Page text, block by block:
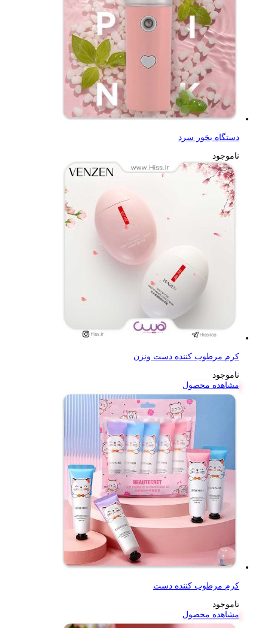
دستگاه بخور سرد
ناموجود
کرم مرطوب کننده دست ونزن
ناموجود
مشاهده محصول
کرم مرطوب کننده دست
ناموجود
مشاهده محصول